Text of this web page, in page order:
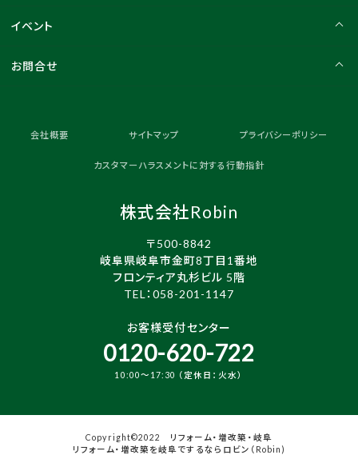
イベント
お問合せ
会社概要 サイトマップ プライバシーポリシー
カスタマーハラスメントに対する行動指針
株式会社Robin
〒500-8842
岐阜県岐阜市金町8丁目1番地
フロンティア丸杉ビル 5階
TEL： 058-201-1147
お客様受付センター
0120-620-722
10:00～17:30 （定休日：火水）
Copyright©2022 リフォーム・増改築・岐阜
リフォーム・増改築を岐阜でするならロビン（Robin)